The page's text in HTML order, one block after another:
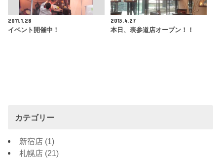
2011.1.28
イベント開催中！
2013.4.27
本日、表参道店オープン！！
カテゴリー
新宿店 (1)
札幌店 (21)